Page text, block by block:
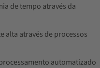
de tempo através da
alta através de processos
automatizado